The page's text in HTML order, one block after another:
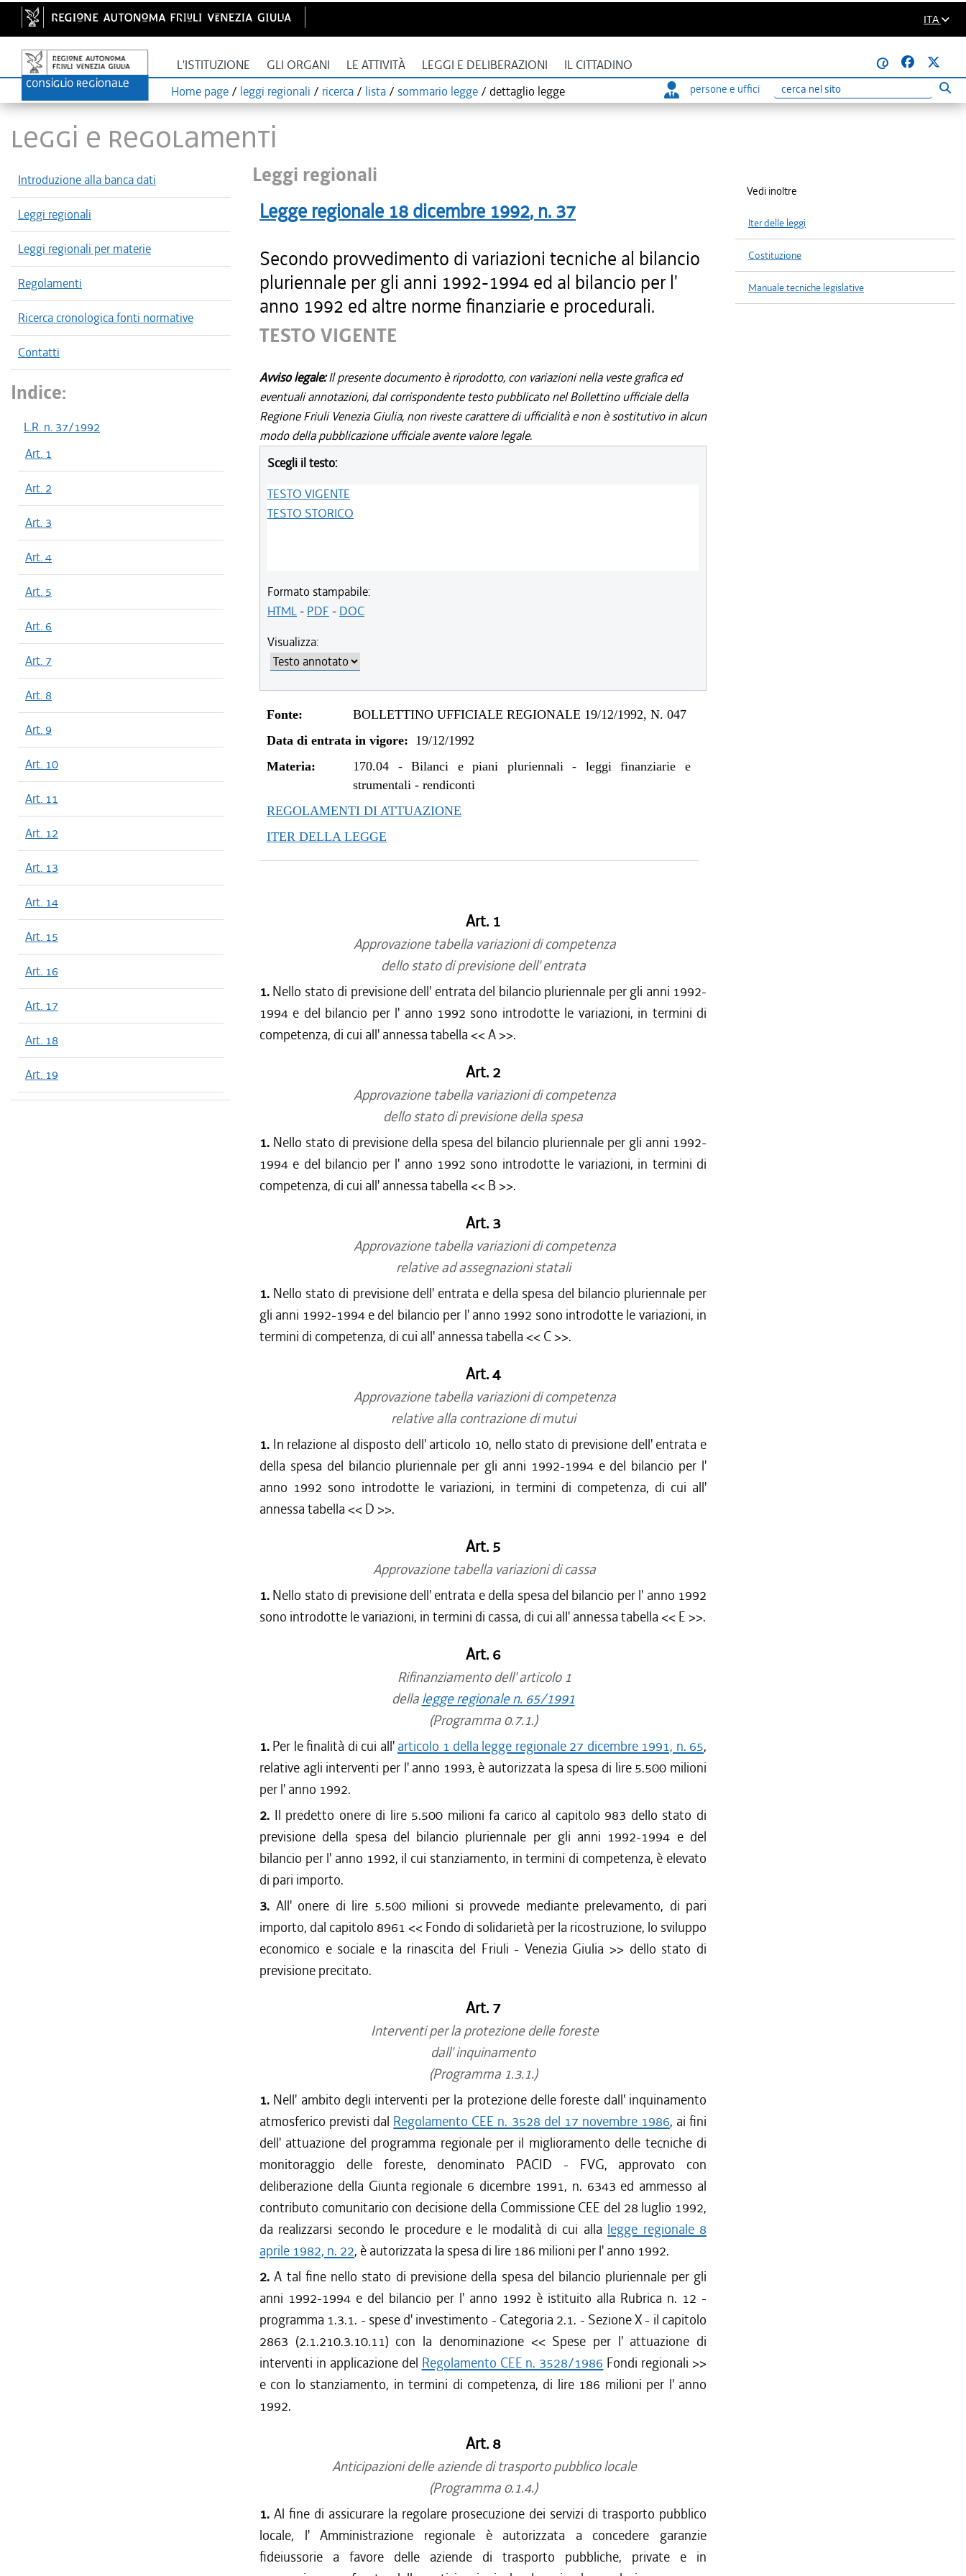
ITA
L'ISTITUZIONE GLI ORGANI LE ATTIVITÀ LEGGI E DELIBERAZIONI IL CITTADINO
@
Home page / leggi regionali / ricerca / lista / sommario legge / dettaglio legge persone e uffici
Ricerca
LEGGI E REGOLAMENTI
Introduzione alla banca dati
Leggi regionali
Leggi regionali per materie
Regolamenti
Ricerca cronologica fonti normative
Contatti
Indice:
L.R. n. 37/1992
Art. 1
Art. 2
Art. 3
Art. 4
Art. 5
Art. 6
Art. 7
Art. 8
Art. 9
Art. 10
Art. 11
Art. 12
Art. 13
Art. 14
Art. 15
Art. 16
Art. 17
Art. 18
Art. 19
Leggi regionali
Legge regionale 18 dicembre 1992, n. 37
Secondo provvedimento di variazioni tecniche al bilancio
pluriennale per gli anni 1992-1994 ed al bilancio per l'
anno 1992 ed altre norme finanziarie e procedurali.
TESTO VIGENTE
Avviso legale:Il presente documento è riprodotto, con variazioni nella veste grafica ed
eventuali annotazioni, dal corrispondente testo pubblicato nel Bollettino ufficiale della
Regione Friuli Venezia Giulia, non riveste carattere di ufficialità e non è sostitutivo in alcun
modo della pubblicazione ufficiale avente valore legale.
Scegli il testo:
TESTO VIGENTE
TESTO STORICO
Formato stampabile:
HTML- PDF - DOC
Visualizza:
Fonte:
BOLLETTINO UFFICIALE REGIONALE 19/12/1992, N. 047
Data di entrata in vigore: 19/12/1992
Materia:
170.04 -Bilanci e piani pluriennali - leggi finanziarie e
strumentali - rendiconti
REGOLAMENTI DI ATTUAZIONE
ITER DELLA LEGGE
Art. 1
Approvazione tabella variazioni di competenza
dello stato di previsione dell' entrata
1. Nello stato di previsione dell' entrata del bilancio pluriennale per gli anni 1992-
1994 e del bilancio per l' anno 1992 sono introdotte le variazioni, in termini di
competenza, di cui all' annessa tabella << A >>.
Art. 2
Approvazione tabella variazioni di competenza
dello stato di previsione della spesa
1. Nello stato di previsione della spesa del bilancio pluriennale per gli anni 1992-
1994 e del bilancio per l' anno 1992 sono introdotte le variazioni, in termini di
competenza, di cui all' annessa tabella << B >>.
Art. 3
Approvazione tabella variazioni di competenza
relative ad assegnazioni statali
1. Nello stato di previsione dell' entrata e della spesa del bilancio pluriennale per
gli anni 1992-1994 e del bilancio per l' anno 1992 sono introdotte le variazioni, in
termini di competenza, di cui all' annessa tabella << C >>.
Art. 4
Approvazione tabella variazioni di competenza
relative alla contrazione di mutui
1. In relazione al disposto dell' articolo 10, nello stato di previsione dell' entrata e
della spesa del bilancio pluriennale per gli anni 1992-1994 e del bilancio per l'
anno 1992 sono introdotte le variazioni, in termini di competenza, di cui all'
annessa tabella << D >>.
Art. 5
Approvazione tabella variazioni di cassa
1. Nello stato di previsione dell' entrata e della spesa del bilancio per l' anno 1992
sono introdotte le variazioni, in termini di cassa, di cui all' annessa tabella << E >>.
Art. 6
Rifinanziamento dell' articolo 1
della legge regionale n. 65/1991
(Programma 0.7.1.)
1. Per le finalità di cui all' articolo 1 della legge regionale 27 dicembre 1991, n. 65,
relative agli interventi per l' anno 1993, è autorizzata la spesa di lire 5.500 milioni
per l' anno 1992.
2. Il predetto onere di lire 5.500 milioni fa carico al capitolo 983 dello stato di
previsione della spesa del bilancio pluriennale per gli anni 1992-1994 e del
bilancio per l' anno 1992, il cui stanziamento, in termini di competenza, è elevato
di pari importo.
3. All' onere di lire 5.500 milioni si provvede mediante prelevamento, di pari
importo, dal capitolo 8961 << Fondo di solidarietà per la ricostruzione, lo sviluppo
economico e sociale e la rinascita del Friuli - Venezia Giulia >> dello stato di
previsione precitato.
Art. 7
Interventi per la protezione delle foreste
dall' inquinamento
(Programma 1.3.1.)
1. Nell' ambito degli interventi per la protezione delle foreste dall' inquinamento
atmosferico previsti dal Regolamento CEE n. 3528 del 17 novembre 1986, ai fini
dell' attuazione del programma regionale per il miglioramento delle tecniche di
monitoraggio delle foreste, denominato PACID - FVG, approvato con
deliberazione della Giunta regionale 6 dicembre 1991, n. 6343 ed ammesso al
contributo comunitario con decisione della Commissione CEE del 28 luglio 1992,
da realizzarsi secondo le procedure e le modalità di cui alla legge regionale 8
aprile 1982, n. 22, è autorizzata la spesa di lire 186 milioni per l' anno 1992.
2. A tal fine nello stato di previsione della spesa del bilancio pluriennale per gli
anni 1992-1994 e del bilancio per l' anno 1992 è istituito alla Rubrica n. 12 -
programma 1.3.1. - spese d' investimento - Categoria 2.1. - Sezione X - il capitolo
2863 (2.1.210.3.10.11) con la denominazione << Spese per l' attuazione di
interventi in applicazione del Regolamento CEE n. 3528/1986 Fondi regionali >>
e con lo stanziamento, in termini di competenza, di lire 186 milioni per l' anno
1992.
Art. 8
Anticipazioni delle aziende di trasporto pubblico locale
(Programma 0.1.4.)
1. Al fine di assicurare la regolare prosecuzione dei servizi di trasporto pubblico
locale, l' Amministrazione regionale è autorizzata a concedere garanzie
fideiussorie a favore delle aziende di trasporto pubbliche, private e in
Vedi inoltre
Iter delle leggi
Costituzione
Manuale tecniche legislative